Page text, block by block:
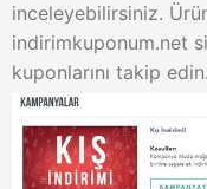
inceleyebilirsiniz.
indirimkuponum.net
kuponlarını takip edin.